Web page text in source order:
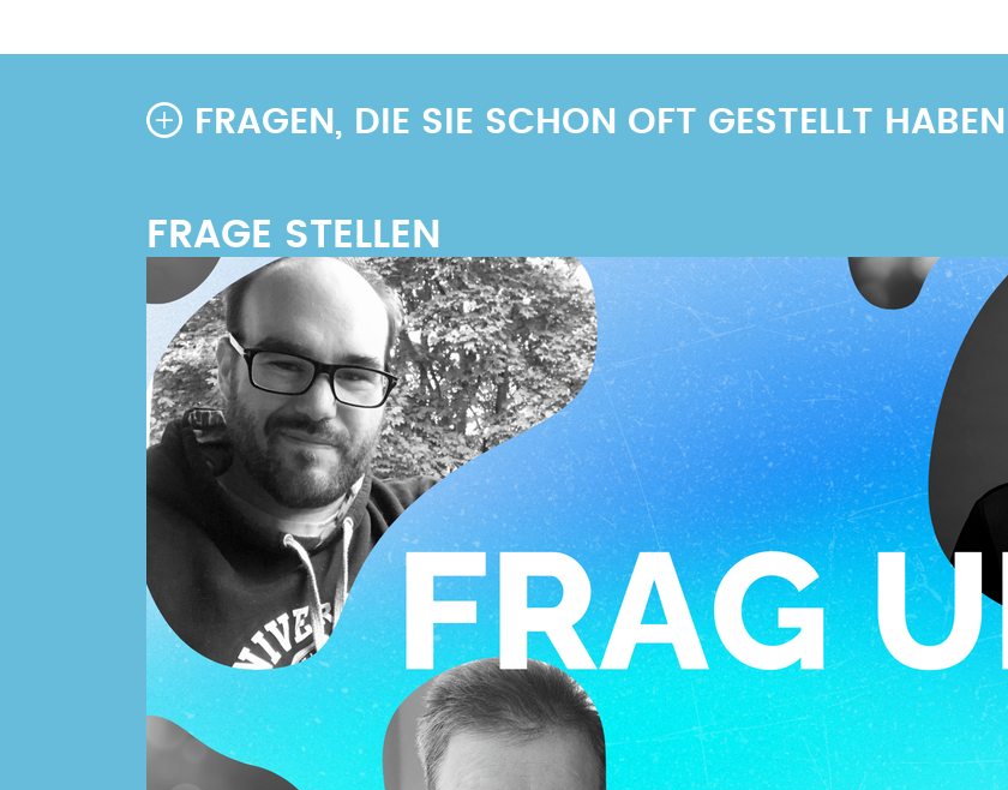
FRAGEN, DIE SIE SCHON OFT GESTELLT HABEN